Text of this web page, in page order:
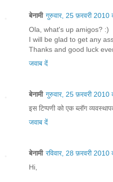
बेनामी गुरुवार, 25 फ़रवरी
Ola, what's up amigos? :)
I will be glad to get any
Thanks and good luck
जवाब दें
बेनामी गुरुवार, 25 फ़रवरी
इस टिप्पणी को एक ब्लॉग व्यवस्थापक
जवाब दें
बेनामी रविवार, 28 फ़रवरी
Hi,